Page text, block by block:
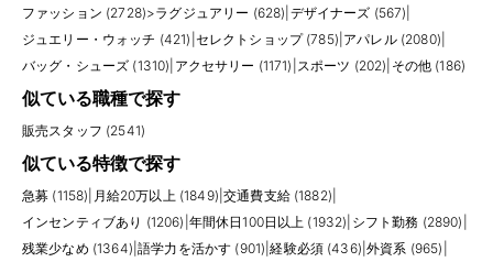
ファッション (2728)>ラグジュアリー (628) デザイナーズ (567)
ジュエリー・ウォッチ (421) セレクトショップ (785) アパレル (2080)
バッグ・シューズ (1310) アクセサリー (1171) スポーツ (202) その他 (186)
似ている職種で探す
販売スタッフ (2541)
似ている特徴で探す
急募 (1158) 月給20万以上 (1849) |交通費支給 (1882)
インセンティブあり (1206) 年間休日100日以上 (1932) シフト勤務 (2890)
残業少なめ (1364) |語学力を活かす (901) |経験必須 (436) |外資系 (965)